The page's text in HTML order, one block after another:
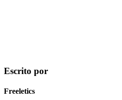
Escrito por
Freeletics